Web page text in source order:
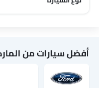
أفضل سيارات من